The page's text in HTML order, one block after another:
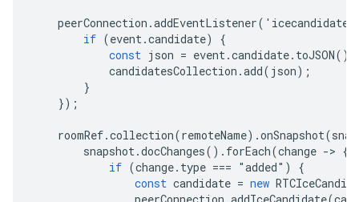
peerConnection .addEventListener( ' icecandidate
if (event.candidate)
{
const json = event.candidate. toJSON();
candidatesCollection .add( json);
}
});
roomRef.collection(remoteName).onSnapshot(
snapshot.docChanges(). forEach(change -> {
if (change. type === "added" )
{
const candidate = new